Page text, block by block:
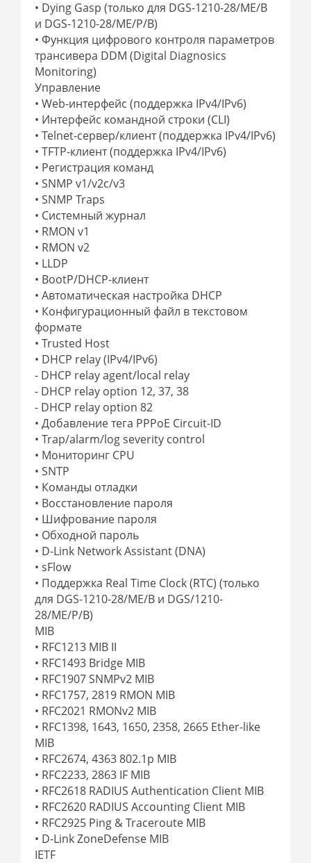
• Dying Gasp (только для DGS-1210-28/ME/B
и DGS-1210-28/ME/P/B)
• Функция цифрового контроля параметров
трансивера DDM (Digital Diagnosics
Monitoring)
Управление
• Web-интерфейс (поддержка IPv4/IPv6)
• Интерфейс командной строки (CLI)
• Telnet-сервер/клиент (поддержка IPv4/IPv6)
• TFTP-клиент (поддержка IPv4/IPv6)
• Регистрация команд
• SNMP v1/v2c/v3
• SNMP Traps
• Системный журнал
• RMON v1
• RMON v2
• LLDP
• BootP/DHCP-клиент
• Автоматическая настройка DHCP
• Конфигурационный файл в текстовом
формате
• Trusted Host
• DHCP relay (IPv4/IPv6)
- DHCP relay agent/local relay
- DHCP relay option 12, 37, 38
- DHCP relay option 82
• Добавление тега PPPoE Circuit-ID
• Trap/alarm/log severity control
• Мониторинг CPU
• SNTP
• Команды отладки
• Восстановление пароля
• Шифрование пароля
• Обходной пароль
• D-Link Network Assistant (DNA)
• sFlow
• Поддержка Real Time Clock (RTC) (только
для DGS-1210-28/ME/B и DGS/1210-
28/ME/P/B)
MIB
• RFC1213 MIB II
• RFC1493 Bridge MIB
• RFC1907 SNMPv2 MIB
• RFC1757, 2819 RMON MIB
• RFC2021 RMONv2 MIB
• RFC1398, 1643, 1650, 2358, 2665 Ether-like
MIB
• RFC2674, 4363 802.1p MIB
• RFC2233, 2863 IF MIB
• RFC2618 RADIUS Authentication Client MIB
• RFC2620 RADIUS Accounting Client MIB
• RFC2925 Ping & Traceroute MIB
• D-Link ZoneDefense MIB
IETF